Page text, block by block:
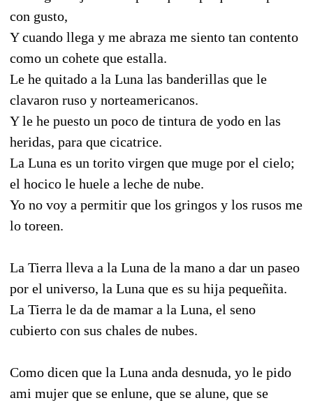
con gusto,
Y cuando llega y me abraza me siento tan contento
como un cohete que estalla.
Le he quitado a la Luna las banderillas que le
clavaron ruso y norteamericanos.
Y le he puesto un poco de tintura de yodo en las
heridas, para que cicatrice.
La Luna es un torito virgen que muge por el cielo;
el hocico le huele a leche de nube.
Yo no voy a permitir que los gringos y los rusos me
lo toreen.
La Tierra lleva a la Luna de la mano a dar un paseo
por el universo, la Luna que es su hija pequeñita.
La Tierra le da de mamar a la Luna, el seno
cubierto con sus chales de nubes.
Como dicen que la Luna anda desnuda, yo le pido
ami mujer que se enlune, que se alune, que se